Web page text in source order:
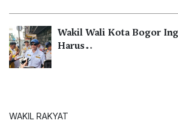
Wakil Wali Kota Bogor
Harus…
WAKIL RAKYAT